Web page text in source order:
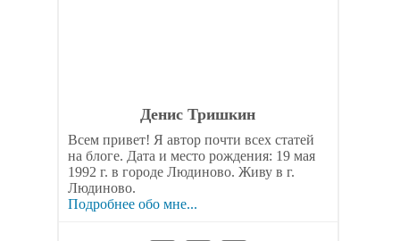
Денис Тришкин
Всем привет! Я автор почти всех статей
на блоге. Дата и место рождения: 19 мая
1992 г. в городе Людиново. Живу в г.
Людиново.
Подробнее обо мне...